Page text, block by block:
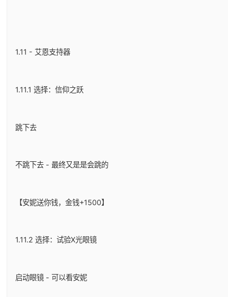
1.11 - 艾恩支持器
1.11.1 选择：信仰之跃
跳下去
不跳下去 - 最终又是是会跳的
【安妮送你钱，金钱+1500】
1.11.2 选择：试验X光眼镜
启动眼镜 - 可以看安妮